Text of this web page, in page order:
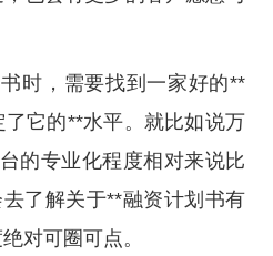
时，需要找到一家好的**
它的**水平。就比如说万
的专业化程度相对来说比
了解关于**融资计划书有
对可圈可点。